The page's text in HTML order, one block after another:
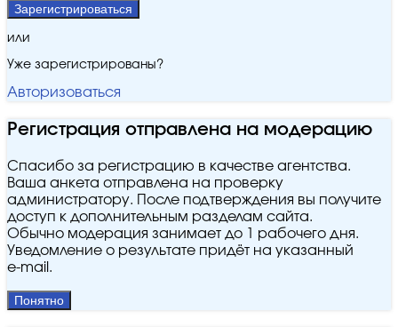
Зарегистрироваться
или
Уже зарегистрированы?
Авторизоваться
Регистрация отправлена на модерацию
Спасибо за регистрацию в качестве агентства.
Ваша анкета отправлена на проверку
администратору. После подтверждения вы получите
доступ к дополнительным разделам сайта.
Обычно модерация занимает до 1 рабочего дня.
Уведомление о результате придёт на указанный
e‑mail.
Понятно